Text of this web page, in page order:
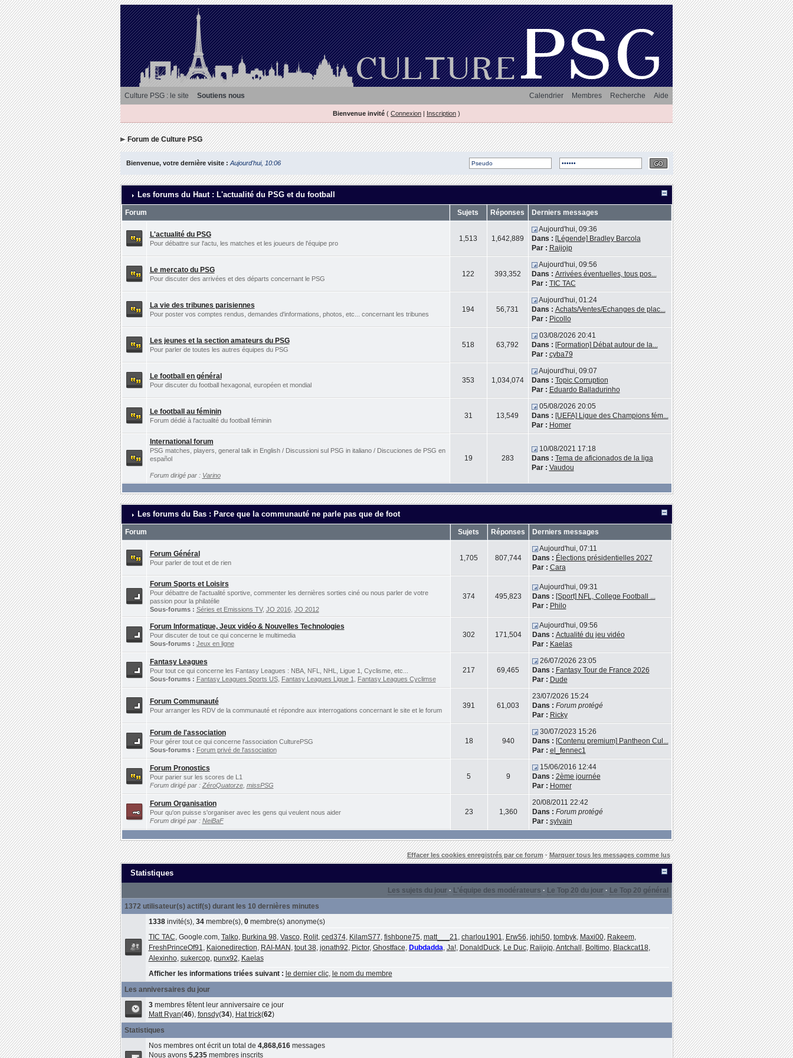
Culture PSG : le site Soutiens nous Aide
Recherche
Membres
Calendrier
Bienvenue invité ( Connexion | Inscription )
Forum de Culture PSG
Bienvenue, votre dernière visite : Aujourd'hui, 10:06
Les forums du Haut : L'actualité du PSG et du football
Forum Sujets Réponses Derniers messages
L'actualité du PSG
Pour débattre sur l'actu, les matches et les joueurs de l'équipe pro
1,513 1,642,889
Aujourd'hui, 09:36
Dans : [Légende] Bradley Barcola
Par : Raijojp
Le mercato du PSG
Pour discuter des arrivées et des départs concernant le PSG
122 393,352
Aujourd'hui, 09:56
Dans : Arrivées éventuelles, tous pos...
Par : TIC TAC
La vie des tribunes parisiennes
Pour poster vos comptes rendus, demandes d'informations, photos, etc... concernant les tribunes
194 56,731
Aujourd'hui, 01:24
Dans : Achats/Ventes/Echanges de plac...
Par : Picollo
Les jeunes et la section amateurs du PSG
Pour parler de toutes les autres équipes du PSG
518 63,792
03/08/2026 20:41
Dans : [Formation] Débat autour de la...
Par : cyba79
Le football en général
Pour discuter du football hexagonal, européen et mondial
353 1,034,074
Aujourd'hui, 09:07
Dans : Topic Corruption
Par : Eduardo Balladurinho
Le football au féminin
Forum dédié à l'actualité du football féminin
31 13,549
05/08/2026 20:05
Dans : [UEFA] Ligue des Champions fém...
Par : Homer
International forum
PSG matches, players, general talk in English / Discussioni sul PSG in italiano / Discuciones de PSG en
español
Forum dirigé par : Varino
19 283
10/08/2021 17:18
Dans : Tema de aficionados de la liga
Par : Vaudou
Les forums du Bas : Parce que la communauté ne parle pas que de foot
Forum Sujets Réponses Derniers messages
Forum Général
Pour parler de tout et de rien
1,705 807,744
Aujourd'hui, 07:11
Dans : Élections présidentielles 2027
Par : Cara
Forum Sports et Loisirs
Pour débattre de l'actualité sportive, commenter les dernières sorties ciné ou nous parler de votre
passion pour la philatélie
Sous-forums : Séries et Emissions TV, JO 2016, JO 2012
374 495,823
Aujourd'hui, 09:31
Dans : [Sport] NFL, College Football ...
Par : Philo
Forum Informatique, Jeux vidéo & Nouvelles Technologies
Pour discuter de tout ce qui concerne le multimedia
Sous-forums : Jeux en ligne
302 171,504
Aujourd'hui, 09:56
Dans : Actualité du jeu vidéo
Par : Kaelas
Fantasy Leagues
Pour tout ce qui concerne les Fantasy Leagues : NBA, NFL, NHL, Ligue 1, Cyclisme, etc...
Sous-forums : Fantasy Leagues Sports US, Fantasy Leagues Ligue 1 Fantasy Leagues Cyclimse
217 69,465
26/07/2026 23:05
Dans : Fantasy Tour de France 2026
Par : Dude
Forum Communauté
Pour arranger les RDV de la communauté et répondre aux interrogations concernant le site et le forum
391 61,003
23/07/2026 15:24
Dans : Forum protégé
Par : Ricky
Forum de l'association
Pour gérer tout ce qui concerne l'association CulturePSG
Sous-forums : Forum privé de l'association
18 940
30/07/2023 15:26
Dans : [Contenu premium] Pantheon Cul...
Par : el_fennec1
Forum Pronostics
Pour parier sur les scores de L1
Forum dirigé par : ZéroQuatorze, missPSG
5 9
15/06/2016 12:44
Dans : 2ème journée
Par : Homer
Forum Organisation
Pour qu'on puisse s'organiser avec les gens qui veulent nous aider
Forum dirigé par : NeiBaF
23 1,360
20/08/2011 22:42
Dans : Forum protégé
Par : sylvain
Effacer les cookies enregistrés par ce forum·Marquer tous les messages comme lus
Statistiques
Les sujets du jour · L'équipe des modérateurs · Le Top 20 du jour · Le Top 20 général
1372 utilisateur(s) actif(s) durant les 10 dernières minutes
1338invité(s), 34membre(s), 0membre(s) anonyme(s)
TIC TAC, Google.com, Talko, Burkina 98, Vasco, Rolit, ced374, KilamS77, fishbone75, matt___21, charlou1901, Erw56, jphi50, tombyk, Maxi00, Rakeem,
FreshPrinceOf91, Kaionedirection, RAI-MAN , tout 38, jonath92, Pictor, Ghostface, Dubdadda, Ja!, DonaldDuck, Le Duc, Raijojp,Antchall , Boltimo, Blackcat18,
Alexinho, sukercop, punx92, Kaelas
Afficher les informations triées suivant : le dernier clic, le nom du membre
Les anniversaires du jour
3membres fêtent leur anniversaire ce jour
Matt Ryan(46), fonsdy(34), Hat trick(62)
Statistiques
Nos membres ont écrit un total de 4,868,616messages
Nous avons 5,235membres inscrits